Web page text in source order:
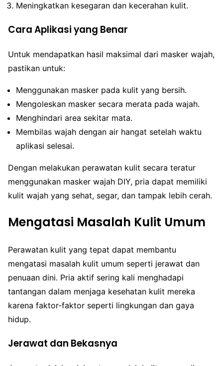
Meningkatkan kesegaran dan kecerahan kulit.
Cara Aplikasi yang Benar
Untuk mendapatkan hasil maksimal dari masker wajah,
pastikan untuk:
Menggunakan masker pada kulit yang bersih.
Mengoleskan masker secara merata pada wajah.
Menghindari area sekitar mata.
Membilas wajah dengan air hangat setelah waktu
aplikasi selesai.
Dengan melakukan perawatan kulit secara teratur
menggunakan masker wajah DIY, pria dapat memiliki
kulit wajah yang sehat, segar, dan tampak lebih cerah.
Mengatasi Masalah Kulit Umum
Perawatan kulit yang tepat dapat membantu
mengatasi masalah kulit umum seperti jerawat dan
penuaan dini. Pria aktif sering kali menghadapi
tantangan dalam menjaga kesehatan kulit mereka
karena faktor-faktor seperti lingkungan dan gaya
hidup.
Jerawat dan Bekasnya